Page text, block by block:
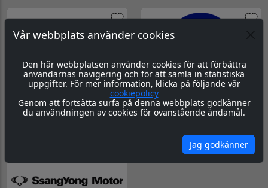
Vår webbplats använder cookies
Den här webbplatsen använder cookies för att förbättra
användarnas navigering och för att samla in statistiska
uppgifter. För mer information, klicka på följande vår
cookiepolicy
Genom att fortsätta surfa på denna webbplats godkänner
du användningen av cookies för ovanstående ändamål.
Jag godkänner
Logo Ssang Yong Logo Ssang Yong